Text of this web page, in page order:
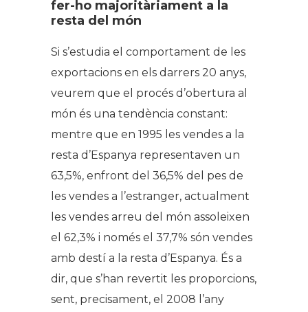
fer-ho majoritàriament a la
resta del món
Si s’estudia el comportament de les
exportacions en els darrers 20 anys,
veurem que el procés d’obertura al
món és una tendència constant:
mentre que en 1995 les vendes a la
resta d’Espanya representaven un
63,5%, enfront del 36,5% del pes de
les vendes a l’estranger, actualment
les vendes arreu del món assoleixen
el 62,3% i només el 37,7% són vendes
amb destí a la resta d’Espanya. És a
dir, que s’han revertit les proporcions,
sent, precisament, el 2008 l’any